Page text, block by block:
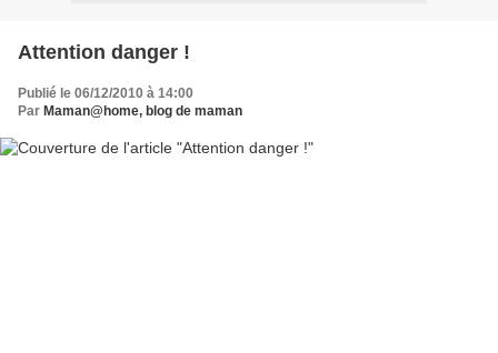
Attention danger !
Publié le 06/12/2010 à 14:00
Par Maman@home, blog de maman